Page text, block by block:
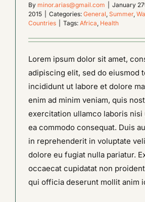
By minor.arias@gmail.com
January
2015
Categories: General Summer,
Countries
Tags: Africa Health
Lorem ipsum dolor sit amet,
adipiscing elit, sed do eiusmod
incididunt ut labore et dolore
enim ad minim veniam, quis
exercitation ullamco laboris nisi
ea commodo consequat. Duis
in reprehenderit in voluptate
dolore eu fugiat nulla pariatur.
occaecat cupidatat non
qui officia deserunt mollit anim